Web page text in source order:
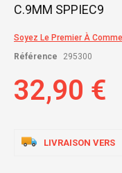
the
of
images
C.9MM SPPIEC9
Soyez Le Premier À
Référence
295300
32,90 €
LIVRAISON VERS